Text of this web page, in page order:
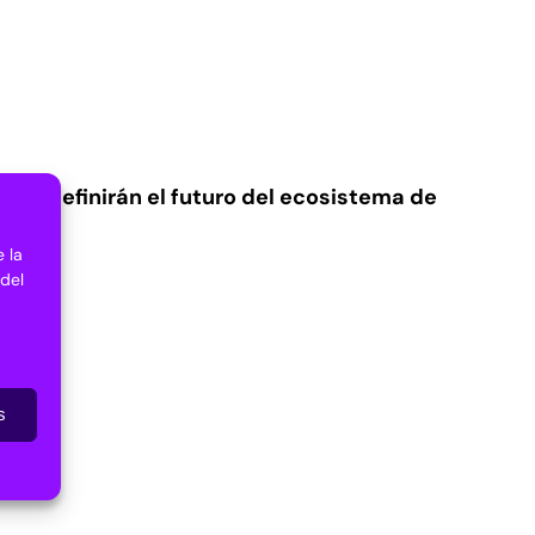
la
definirán el futuro del ecosistema de